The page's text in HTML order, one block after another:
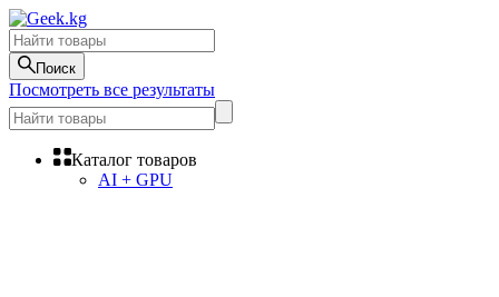
Поиск
Посмотреть все результаты
Каталог товаров
AI + GPU